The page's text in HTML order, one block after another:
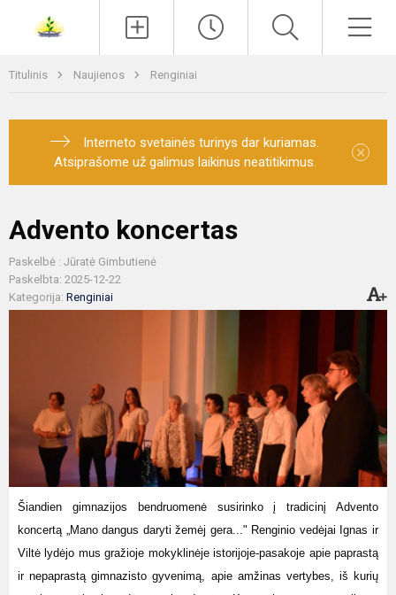
Titulinis Naujienos Renginiai
Interneto svetainės turinys dar kuriamas.
Atsiprašome už galimus laikinus neatitikimus.
×
Advento koncertas
Paskelbė : Jūratė Gimbutienė
Paskelbta: 2025-12-22
Kategorija: Renginiai
Šiandien gimnazijos bendruomenė susirinko į tradicinį Advento
koncertą „Mano dangus daryti žemėj gera..." Renginio vedėjai Ignas ir
Viltė lydėjo mus gražioje mokyklinėje istorijoje-pasakoje apie paprastą
ir nepaprastą gimnazisto gyvenimą, apie amžinas vertybes, iš kurių